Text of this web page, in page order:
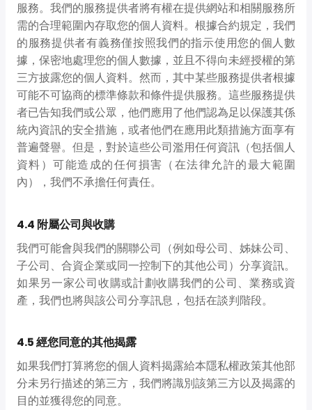
服務。我們的服務提供者將有權在提供網站和相關服務所
需的合理範圍內存取您的個人資料。根據合約規定，我們
的服務提供者有義務僅按照我們的指示使用您的個人數
據，保密地處理您的個人數據，並且不得向未經授權的第
三方披露您的個人資料。然而，其中某些服務提供者根據
可能不可協商的標準條款和條件提供服務。這些服務提供
者已告知我們或公眾，他們應用了他們認為足以保護其係
統內資訊的安全措施，或者他們在應用此類措施方面享有
普遍聲譽。但是，對於這些公司濫用任何資訊（包括個人
資料）可能造成的任何損害（在法律允許的最大範圍
內），我們不承擔任何責任。
4.4 附屬公司與收購
我們可能會與我們的關聯公司（例如母公司、姊妹公司、
子公司、合資企業或同一控制下的其他公司）分享資訊。
如果另一家公司收購或計劃收購我們的公司、業務或資
產，我們也將與該公司分享訊息，包括在談判階段。
4.5 經您同意的其他揭露
如果我們打算將您的個人資料揭露給本隱私權政策其他部
分未另行描述的第三方，我們將識別該第三方以及揭露的
目的並獲得您的同意。